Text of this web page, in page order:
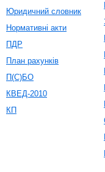
Юридичний словник
Нормативні акти
ПДР
План рахунків
П(С)БО
КВЕД-2010
КП